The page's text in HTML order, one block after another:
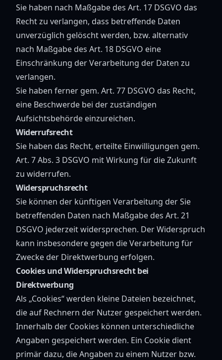
Sie haben nach Maßgabe des Art. 17 DSGVO das
Recht zu verlangen, dass betreffende Daten
unverzüglich gelöscht werden, bzw. alternativ
nach Maßgabe des Art. 18 DSGVO eine
Einschränkung der Verarbeitung der Daten zu
verlangen.
Sie haben ferner gem. Art. 77 DSGVO das Recht,
eine Beschwerde bei der zuständigen
Aufsichtsbehörde einzureichen.
Widerrufsrecht
Sie haben das Recht, erteilte Einwilligungen gem.
Art. 7 Abs. 3 DSGVO mit Wirkung für die Zukunft
zu widerrufen.
Widerspruchsrecht
Sie können der künftigen Verarbeitung der Sie
betreffenden Daten nach Maßgabe des Art. 21
DSGVO jederzeit widersprechen. Der Widerspruch
kann insbesondere gegen die Verarbeitung für
Zwecke der Direktwerbung erfolgen.
Cookies und Widerspruchsrecht bei
Direktwerbung
Als „Cookies“ werden kleine Dateien bezeichnet,
die auf Rechnern der Nutzer gespeichert werden.
Innerhalb der Cookies können unterschiedliche
Angaben gespeichert werden. Ein Cookie dient
primär dazu, die Angaben zu einem Nutzer bzw.